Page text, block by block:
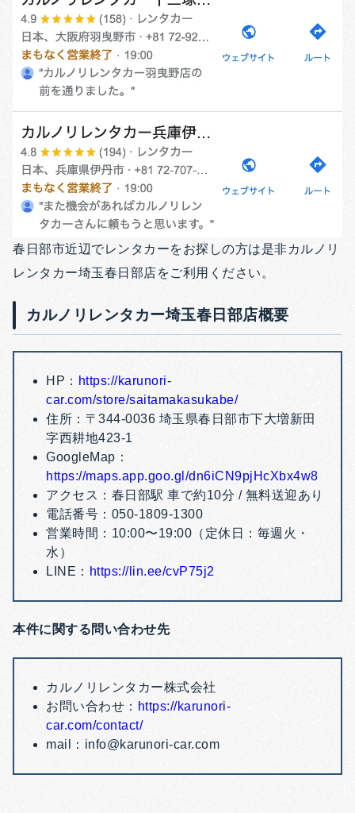
春日部市近辺でレンタカーをお探しの方は是非カルノリ
レンタカー埼玉春日部店をご利用ください。
カルノリレンタカー埼玉春日部店概要
HP： https://karunori-
car.com/store/saitamakasukabe/
住所：〒344-0036 埼玉県春日部市下大増新田
字西耕地423-1
GoogleMap：
https://maps.app.goo.gl/dn6iCN9pjHcXbx4w8
アクセス：春日部駅 車で約10分 / 無料送迎あり
電話番号：050-1809-1300
営業時間：10:00〜19:00（定休日：毎週火・
水）
LINE： https://lin.ee/cvP75j2
本件に関する問い合わせ先
カルノリレンタカー株式会社
お問い合わせ： https://karunori-
car.com/contact/
mail：info@karunori-car.com